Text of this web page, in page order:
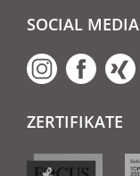
SOCIAL MEDIA
ZERTIFIKATE